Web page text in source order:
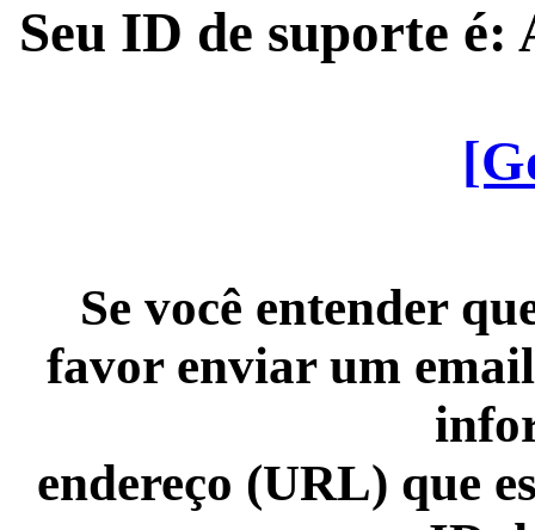
Seu ID de suporte é:
Se você entender
favor enviar um
endereço (URL) que